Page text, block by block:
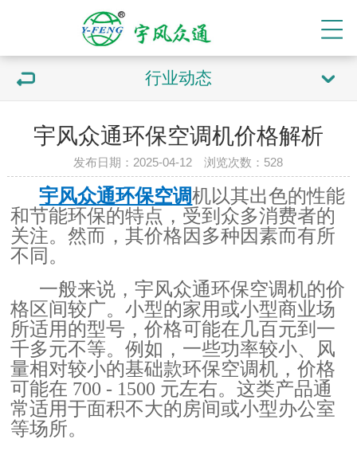
行业动态
宇风众通环保空调机价格解析
发布日期：2025-04-12 浏览次数： 528
宇风众通环保空调机以其出色的性能
和节能环保的特点，受到众多消费者的
关注。然而，其价格因多种因素而有所
不同。
一般来说，宇风众通环保空调机的价
格区间较广。小型的家用或小型商业场
所适用的型号，价格可能在几百元到一
千多元不等。例如，一些功率较小、风
量相对较小的基础款环保空调机，价格
可能在 700 - 1500 元左右。这类产品通
常适用于面积不大的房间或小型办公室
等场所。